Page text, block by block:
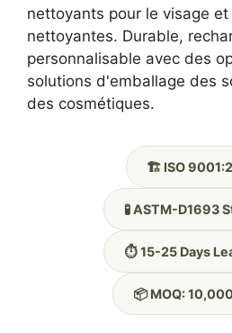
nettoyants pour le visage
nettoyantes. Durable,
personnalisable avec des
solutions d'emballage des
des cosmétiques.
🏗️ ISO
🧪 ASTM-D1693
⏱️ 15-25 Days
📦 MOQ: